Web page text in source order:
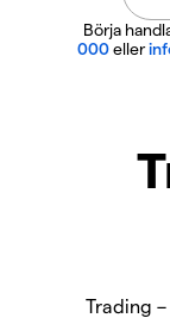
Börja
000eller
Trading